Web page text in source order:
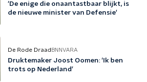
'De enige die onaantastbaar blijkt, is
de nieuwe minister van Defensie'
De Rode Draad BNNVARA
Druktemaker Joost Oomen: 'Ik ben
trots op Nederland'